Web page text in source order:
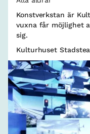
Konstverkstan är
vuxna får möjlighet
sig.
Kulturhuset